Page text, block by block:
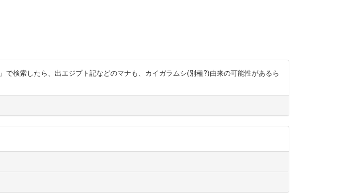
検索したら、出エジプト記などのマナも、カイガラムシ(別種?)由来の可能性があるら